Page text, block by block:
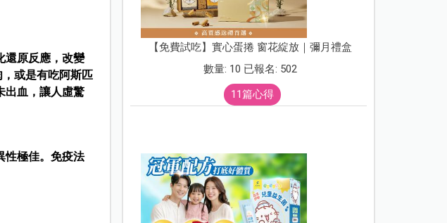
還原反應，改變
或是有吃阿斯匹
出血，讓人虛驚
性極佳。免疫法
【免費試吃】實心蛋捲 窗花綻放｜彌月禮盒
數量: 10 已報名: 502
11篇心得